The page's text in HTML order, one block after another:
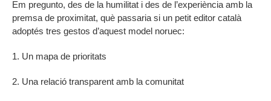
Em pregunto, des de la humilitat i des de l’experiència amb la
premsa de proximitat, què passaria si un petit editor català
adoptés tres gestos d’aquest model noruec:
1. Un mapa de prioritats
2. Una relació transparent amb la comunitat